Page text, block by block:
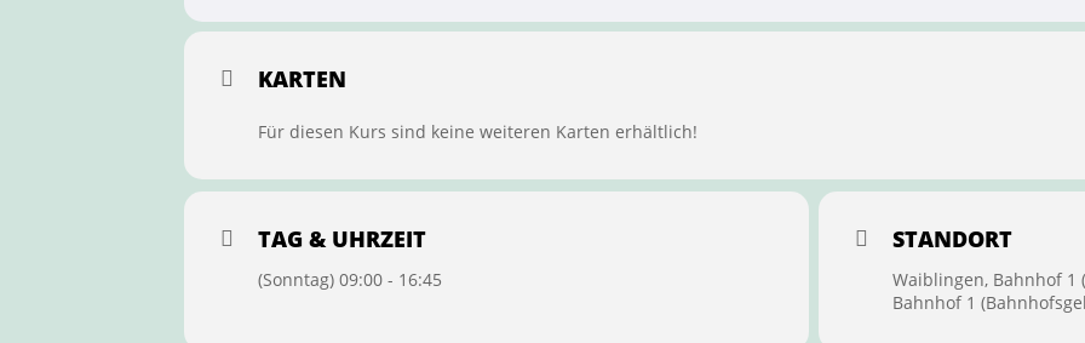
KARTEN
Für diesen Kurs sind keine weiteren Karten erhältlich!
TAG & UHRZEIT
(Sonntag) 09:00 - 16:45
STANDORT
Waiblingen, Bahnhof 1
Bahnhof 1